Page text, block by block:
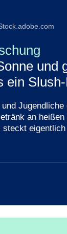
und
ein
Jugendliche
an
steckt